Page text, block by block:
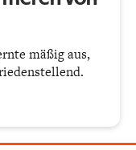
mäßig aus,